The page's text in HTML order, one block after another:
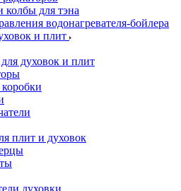
для тэна
водонагревателя-бойлера
и плит
духовок и плит
плит и духовок
духовки